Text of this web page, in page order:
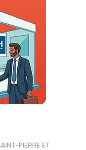
PIERRE ET